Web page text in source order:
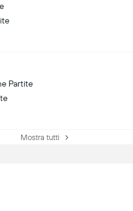
Partite
Mostra tutti